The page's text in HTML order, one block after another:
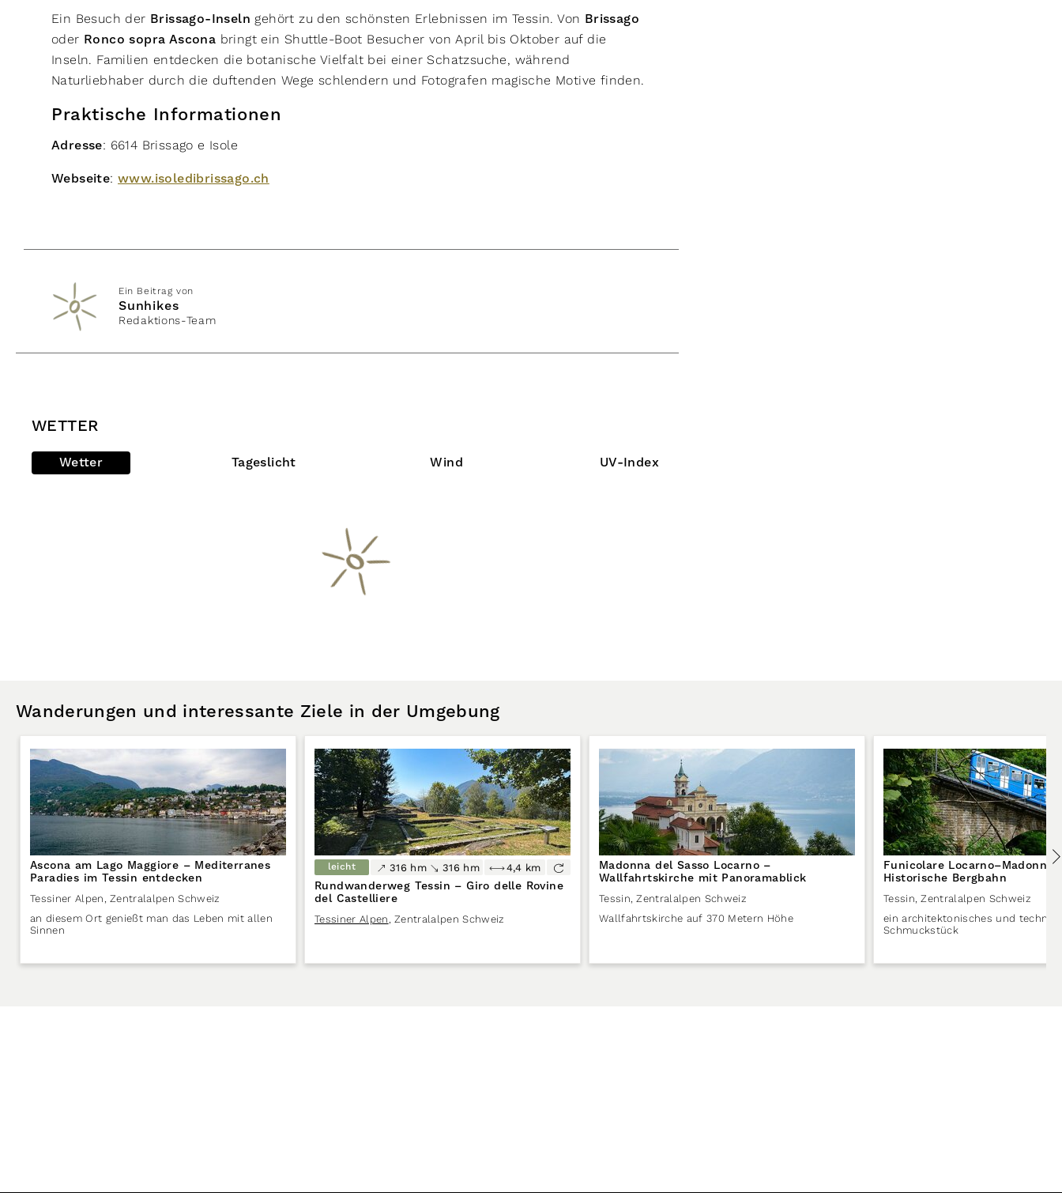
Ein Besuch der Brissago-Inseln gehört zu den schönsten Erlebnissen im Tessin. Von Brissago
oder Ronco sopra Ascona bringt ein Shuttle-Boot Besucher von April bis Oktober auf die
Inseln. Familien entdecken die botanische Vielfalt bei einer Schatzsuche, während
Naturliebhaber durch die duftenden Wege schlendern und Fotografen magische Motive finden.
Praktische Informationen
Adresse: 6614 Brissago e Isole
Webseite:www.isoledibrissago.ch
Ein Beitrag von
Sunhikes
Redaktions-Team
WETTER
Wetter Tageslicht Wind UV-Index
Wanderungen und interessante Ziele in der Umgebung
Ascona am Lago Maggiore – Mediterranes
Paradies im Tessin entdecken
Tessiner Alpen , Zentralalpen Schweiz
an diesem Ort genießt man das Leben mit allen
Sinnen
leicht 316 hm 316 hm 4,4 km
Rundwanderweg Tessin – Giro delle Rovine
del Castelliere
Tessiner Alpen , Zentralalpen Schweiz
Madonna del Sasso Locarno –
Wallfahrtskirche mit Panoramablick
Tessin, Zentralalpen Schweiz
Wallfahrtskirche auf 370 Metern Höhe
Funicolare Locarno–Madonna
Historische Bergbahn
Tessin, Zentralalpen Schweiz
ein architektonisches und
Schmuckstück